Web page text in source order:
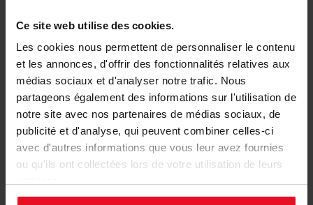
Ce site web utilise des cookies.
Les cookies nous permettent de personnaliser le contenu
et les annonces, d'offrir des fonctionnalités relatives aux
médias sociaux et d'analyser notre trafic. Nous
partageons également des informations sur l'utilisation de
notre site avec nos partenaires de médias sociaux, de
publicité et d'analyse, qui peuvent combiner celles-ci
avec d'autres informations que vous leur avez fournies
ou qu'ils ont collectées lors de votre utilisation de leurs
Lucie
, le 13 décembre. De la rue, on découvre les
fenêtres desmaisons décorées de chandeliers de
couleurs… Quant à la spécialité que l’on déguste, il
s’agit d’unebrioche au safran appelée Lussekatter.
Un véritable délice !!!